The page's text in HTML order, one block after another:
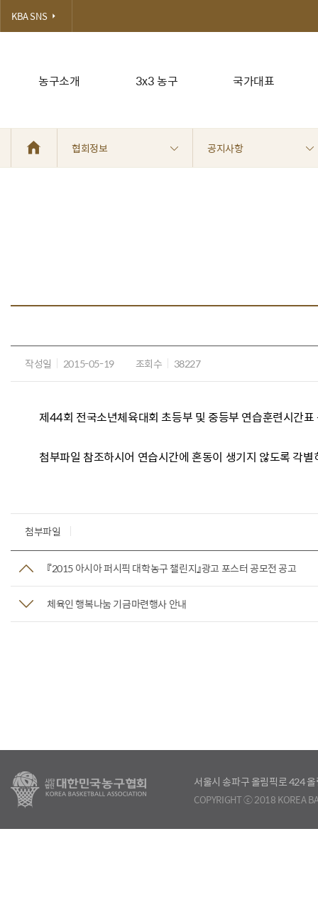
농구소개 3x3 농구 국가대표
KBA SNS
협회정보 공지사항
작성일 2015-05-19 조회수 38227
제44회 전국소년체육대회 초등부 및 중등부 연습훈련시간표
첨부파일 참조하시어 연습시간에 혼동이 생기지 않도록 각
첨부파일
『2015 아시아 퍼시픽 대학농구 챌린지』광고 포스터 공모전 공고
체육인 행복나눔 기금마련행사 안내
서울시 송파구 올림픽로 424
COPYRIGHT ⓒ 2018 KOREA